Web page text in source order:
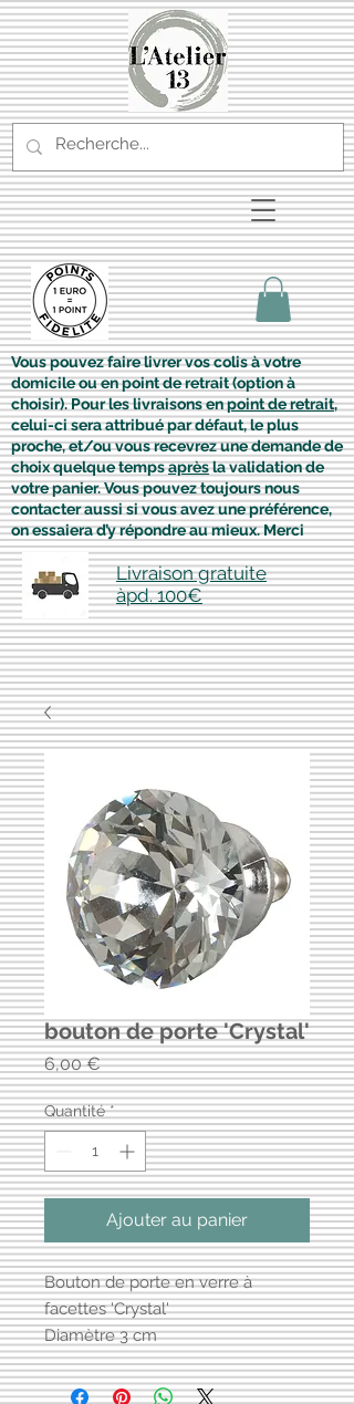
Vous pouvez faire livrer vos colis à votre
domicile ou en point de retrait (option à
choisir). Pour les livraisons enpoint de retrait,
celui-ci sera attribué par défaut, le plus
proche, et/ou vous recevrez une demande de
choix quelque tempsaprèsla validation de
votre panier. Vous pouvez toujours nous
contacter aussi si vous avez une préférence,
on essaiera d’y répondre au mieux. Merci
Livraison gratuite
àpd. 100€
bouton de porte 'Crystal'
6,00 €Prix
Quantité *
Ajouter au panier
Bouton de porte en verre à
facettes 'Crystal'
Diamètre 3 cm